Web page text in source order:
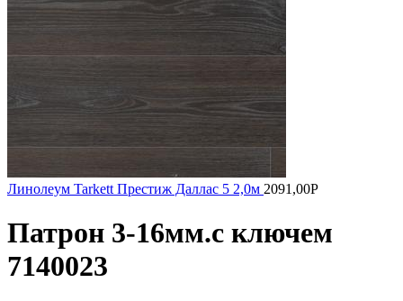
Линолеум Tarkett Престиж Даллас 5 2,0м 2091,00Р
Патрон 3-16мм.с ключем
7140023